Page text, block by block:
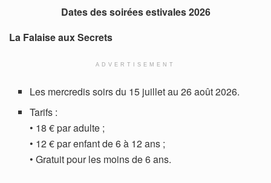
Dates des soirées estivales 2026
La Falaise aux Secrets
ADVERTISEMENT
Les mercredis soirs du 15 juillet au 26 août 2026.
Tarifs :
• 18 € par adulte ;
• 12 € par enfant de 6 à 12 ans ;
• Gratuit pour les moins de 6 ans.